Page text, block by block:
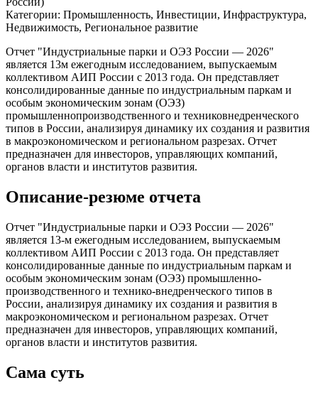
Категории: Промышленность, Инвестиции, Инфраструктура,
Недвижимость, Региональное развитие
Отчет "Индустриальные парки и ОЭЗ России — 2026"
является 13м ежегодным исследованием, выпускаемым
коллективом АИП России с 2013 года. Он представляет
консолидированные данные по индустриальным паркам и
особым экономическим зонам (ОЭЗ)
промышленнопроизводственного и техниковнедренческого
типов в России, анализируя динамику их создания и развития
в макроэкономическом и региональном разрезах. Отчет
предназначен для инвесторов, управляющих компаний,
органов власти и институтов развития.
Описание-резюме отчета
Отчет "Индустриальные парки и ОЭЗ России — 2026"
является 13-м ежегодным исследованием, выпускаемым
коллективом АИП России с 2013 года. Он представляет
консолидированные данные по индустриальным паркам и
особым экономическим зонам (ОЭЗ) промышленно-
производственного и технико-внедренческого типов в
России, анализируя динамику их создания и развития в
макроэкономическом и региональном разрезах. Отчет
предназначен для инвесторов, управляющих компаний,
органов власти и институтов развития.
Сама суть